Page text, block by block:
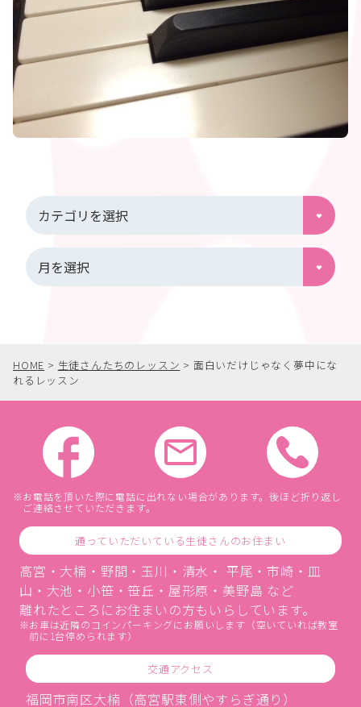
HOME > 生徒さんたちのレッスン > 面白いだけじゃなく夢中にな
れるレッスン
お電話を頂いた際に電話に出れない場合があります。後ほど折り返し
ご連絡させていただきます。
通っていただいている生徒さんのお住まい
高宮・大楠・野間・玉川・清水・ 平尾・市崎・皿
山・大池・小笹・笹丘・屋形原・美野島 など
離れたところにお住まいの方もいらしています。
お車は近隣のコインパーキングにお願いします（空いていれば教室
前に1台停められます）
交通アクセス
福岡市南区大楠（高宮駅東側やすらぎ通り）